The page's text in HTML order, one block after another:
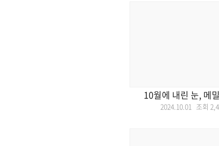
10월에 내린 눈, 메
2024.10.01 조회